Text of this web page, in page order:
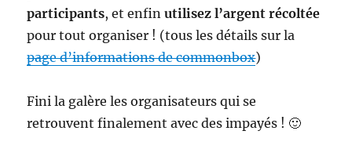
participants, et enfinutilisez l’argent récoltée
pour tout organiser ! (tous les détails sur la
page d’informations de commonbox)
Fini la galère les organisateurs qui se
retrouvent finalement avec des impayés ! 🙂